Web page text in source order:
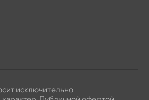
исключительно